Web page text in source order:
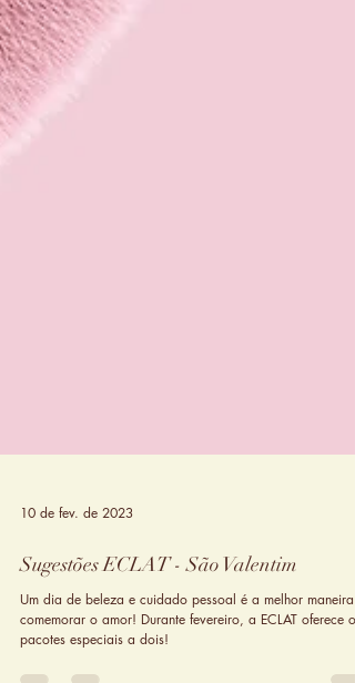
10 de fev. de 2023
Sugestões ECLAT - São Valentim
Um dia de beleza e cuidado pessoal é a melhor maneira